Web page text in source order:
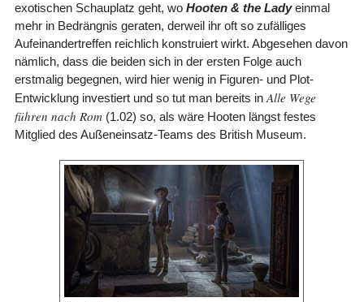
exotischen Schauplatz geht, wo Hooten & the Ladyeinmal
mehr in Bedrängnis geraten, derweil ihr oft so zufälliges
Aufeinandertreffen reichlich konstruiert wirkt. Abgesehen davon
nämlich, dass die beiden sich in der ersten Folge auch
erstmalig begegnen, wird hier wenig in Figuren- und Plot-
Entwicklung investiert und so tut man bereits in Alle Wege
führen nach Rom(1.02) so, als wäre Hooten längst festes
Mitglied des Außeneinsatz-Teams des British Museum.